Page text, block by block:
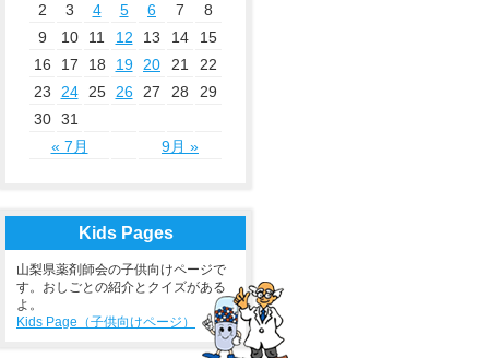
2
3 4 5 6 7
8
9
10 11 12 13 14
15
16
17 18 19 20 21
22
23
24 25 26 27 28
29
30 31
« 7月
9月 »
Kids Pages
山梨県薬剤師会の子供向けページで
す。おしごとの紹介とクイズがある
よ。
Kids Page（子供向けページ）